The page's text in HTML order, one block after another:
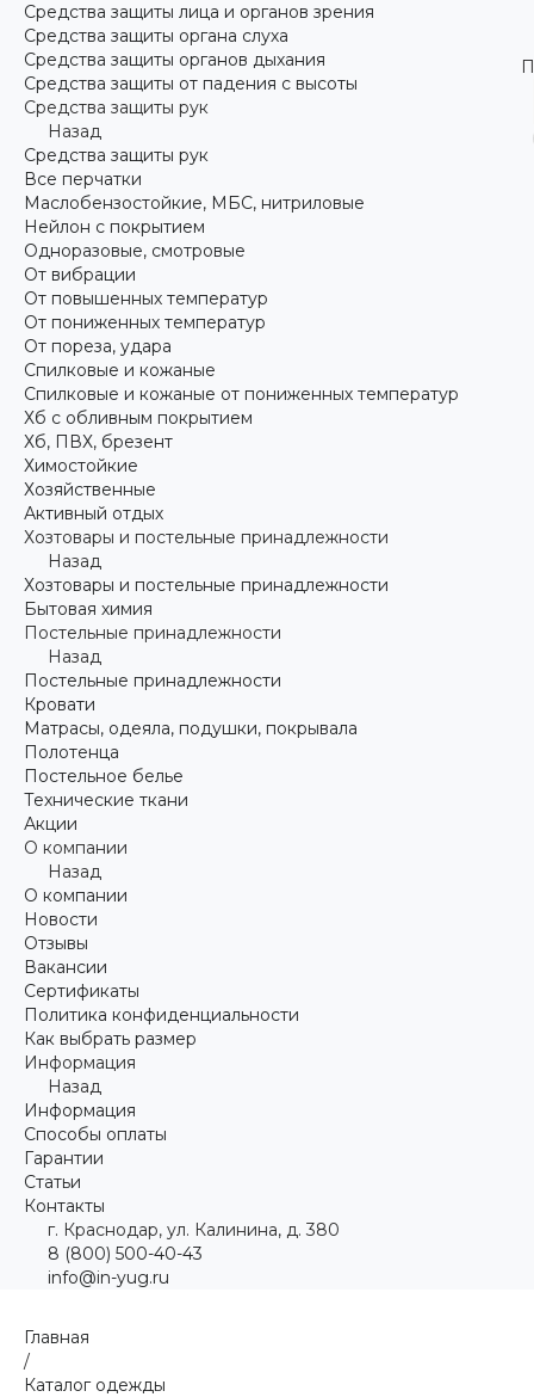
Средства защиты лица и органов зрения
Средства защиты органа слуха
Средства защиты органов дыхания
Средства защиты от падения с высоты
Средства защиты рук
Назад
Средства защиты рук
Все перчатки
Маслобензостойкие, МБС, нитриловые
Нейлон с покрытием
Одноразовые, смотровые
От вибрации
От повышенных температур
От пониженных температур
От пореза, удара
Спилковые и кожаные
Спилковые и кожаные от пониженных температур
Хб с обливным покрытием
Хб, ПВХ, брезент
Химостойкие
Хозяйственные
Активный отдых
Хозтовары и постельные принадлежности
Назад
Хозтовары и постельные принадлежности
Бытовая химия
Постельные принадлежности
Назад
Постельные принадлежности
Кровати
Матрасы, одеяла, подушки, покрывала
Полотенца
Постельное белье
Технические ткани
Акции
О компании
Назад
О компании
Новости
Отзывы
Вакансии
Сертификаты
Политика конфиденциальности
Как выбрать размер
Информация
Назад
Информация
Способы оплаты
Гарантии
Статьи
Контакты
г. Краснодар, ул. Калинина, д. 380
8 (800) 500-40-43
info@in-yug.ru
Главная
/
Каталог одежды